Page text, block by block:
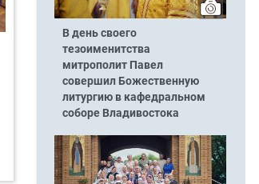
В день своего
тезоименитства
митрополит Павел
совершил Божественную
литургию в кафедральном
соборе Владивостока